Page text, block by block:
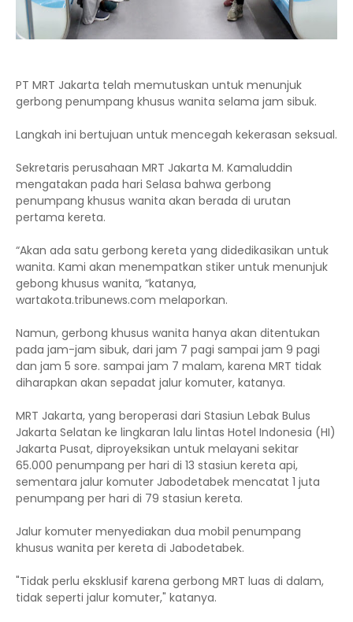
PT MRT Jakarta telah memutuskan untuk menunjuk
gerbong penumpang khusus wanita selama jam sibuk.
Langkah ini bertujuan untuk mencegah kekerasan seksual.
Sekretaris perusahaan MRT Jakarta M. Kamaluddin
mengatakan pada hari Selasa bahwa gerbong
penumpang khusus wanita akan berada di urutan
pertama kereta.
“Akan ada satu gerbong kereta yang didedikasikan untuk
wanita. Kami akan menempatkan stiker untuk menunjuk
gebong khusus wanita, ”katanya,
wartakota.tribunews.com melaporkan.
Namun, gerbong khusus wanita hanya akan ditentukan
pada jam-jam sibuk, dari jam 7 pagi sampai jam 9 pagi
dan jam 5 sore. sampai jam 7 malam, karena MRT tidak
diharapkan akan sepadat jalur komuter, katanya.
MRT Jakarta, yang beroperasi dari Stasiun Lebak Bulus
Jakarta Selatan ke lingkaran lalu lintas Hotel Indonesia (HI)
Jakarta Pusat, diproyeksikan untuk melayani sekitar
65.000 penumpang per hari di 13 stasiun kereta api,
sementara jalur komuter Jabodetabek mencatat 1 juta
penumpang per hari di 79 stasiun kereta.
Jalur komuter menyediakan dua mobil penumpang
khusus wanita per kereta di Jabodetabek.
"Tidak perlu eksklusif karena gerbong MRT luas di dalam,
tidak seperti jalur komuter," katanya.